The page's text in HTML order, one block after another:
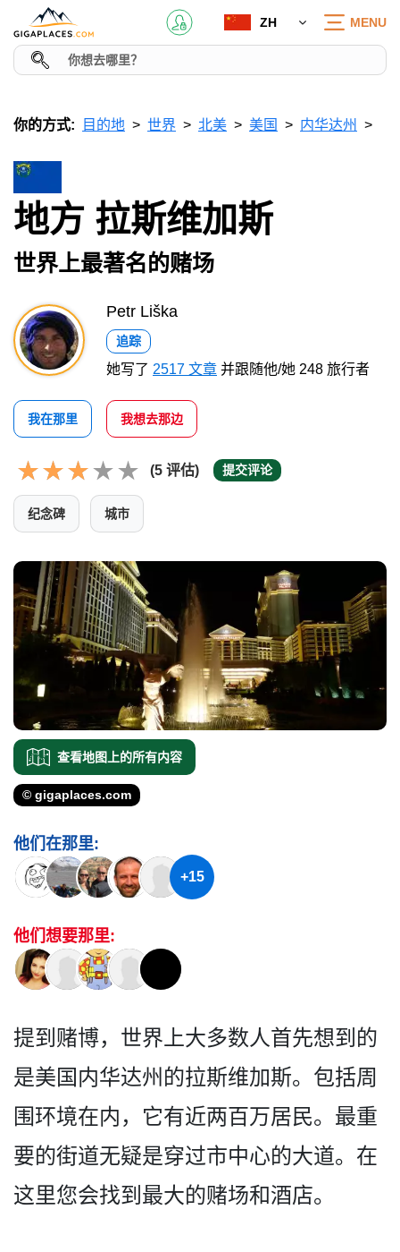
ZH MENU
你的方式: 目的地 世界 北美 美国 内华达州
地方 拉斯维加斯
世界上最著名的赌场
Petr Liška
追踪
她写了 2517 文章 并跟随他/她 248 旅行者
我在那里 我想去那边
(5 评估) 提交评论
纪念碑 城市
查看地图上的所有内容
© gigaplaces.com
他们在那里:
+15
他们想要那里:
提到赌博，世界上大多数人首­先想到的
是美国内华达州的拉斯维加斯。包括周
围环境­在内，它有近两百万居民。最重
要的街道无疑是穿过市­中心的大道。在
这里您会找到最大的赌场和酒店。